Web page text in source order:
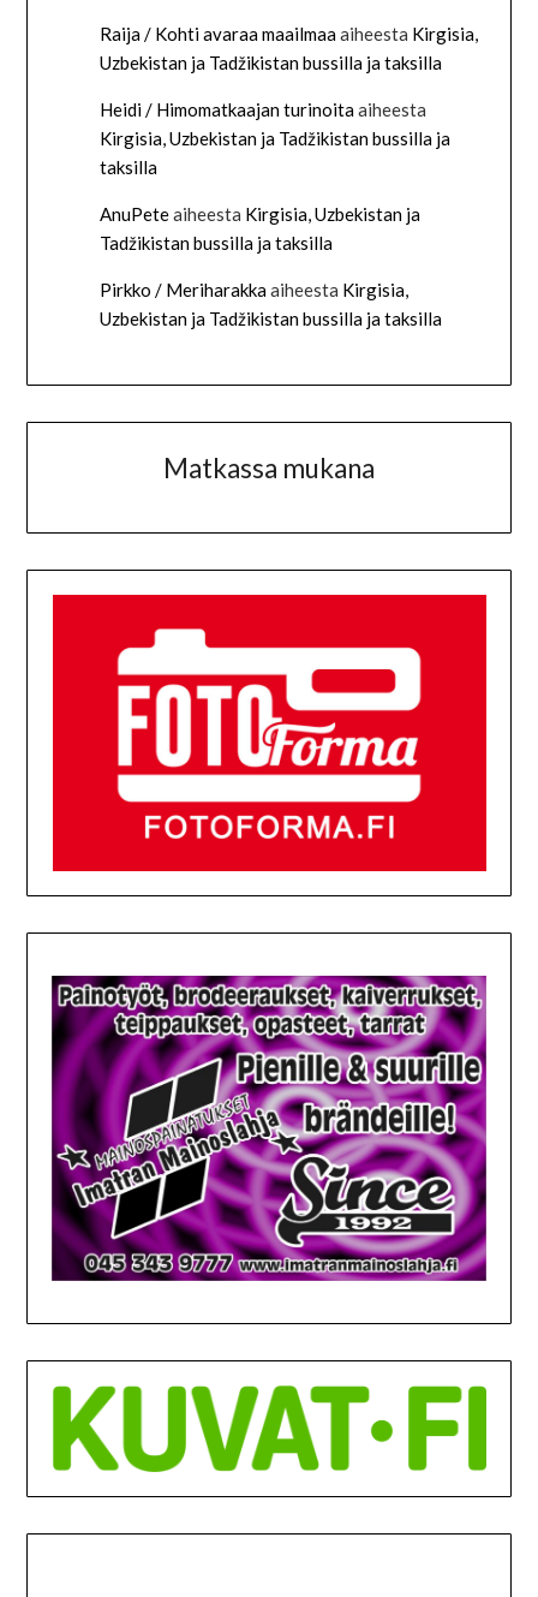
Raija / Kohti avaraa maailmaaaiheesta Kirgisia,
Uzbekistan ja Tadžikistan bussilla ja taksilla
Heidi / Himomatkaajan turinoitaaiheesta
Kirgisia, Uzbekistan ja Tadžikistan bussilla ja
taksilla
AnuPeteaiheesta Kirgisia, Uzbekistan ja
Tadžikistan bussilla ja taksilla
Pirkko / Meriharakkaaiheesta Kirgisia,
Uzbekistan ja Tadžikistan bussilla ja taksilla
Matkassa mukana